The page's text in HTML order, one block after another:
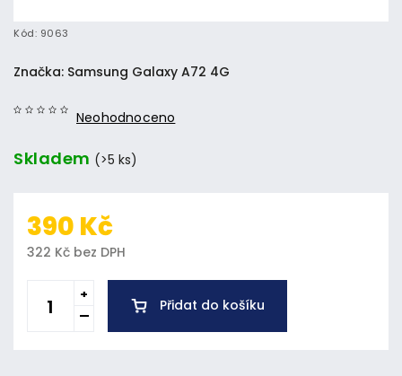
Kód: 9063
Neohodnoceno
Značka: Samsung Galaxy A72 4G
Skladem (>5 ks)
390 Kč
322 Kč bez DPH
Přidat do košíku